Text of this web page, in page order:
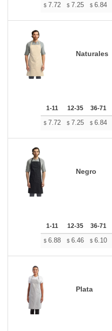
$ 7.72 $ 7.25 $ 6.84
Naturales
1-11 12-35 36-71
$ 7.72 $ 7.25 $ 6.84
Negro
1-11 12-35 36-71
$ 6.88 $ 6.46 $ 6.10
Plata